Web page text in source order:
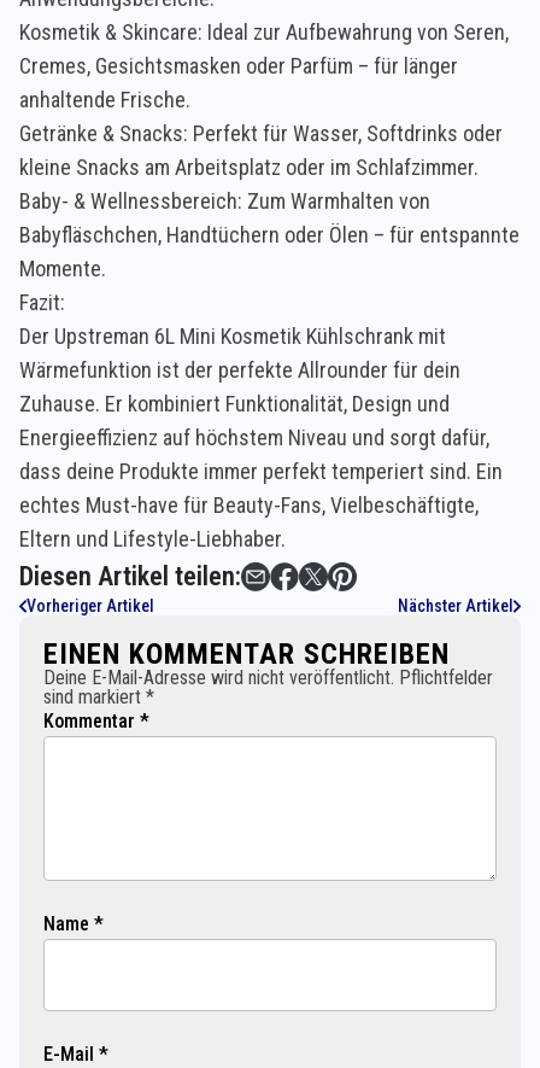
Kosmetik & Skincare: Ideal zur Aufbewahrung von Seren,
Cremes, Gesichtsmasken oder Parfüm – für länger
anhaltende Frische.
Getränke & Snacks: Perfekt für Wasser, Softdrinks oder
kleine Snacks am Arbeitsplatz oder im Schlafzimmer.
Baby- & Wellnessbereich: Zum Warmhalten von
Babyfläschchen, Handtüchern oder Ölen – für entspannte
Momente.
Fazit:
Der Upstreman 6L Mini Kosmetik Kühlschrank mit
Wärmefunktion ist der perfekte Allrounder für dein
Zuhause. Er kombiniert Funktionalität, Design und
Energieeffizienz auf höchstem Niveau und sorgt dafür,
dass deine Produkte immer perfekt temperiert sind. Ein
echtes Must-have für Beauty-Fans, Vielbeschäftigte,
Eltern und Lifestyle-Liebhaber.
Diesen Artikel teilen:
Vorheriger Artikel Nächster Artikel
EINEN KOMMENTAR SCHREIBEN
Deine E-Mail-Adresse wird nicht veröffentlicht. Pflichtfelder
sind markiert *
Kommentar *
Name *
E-Mail *